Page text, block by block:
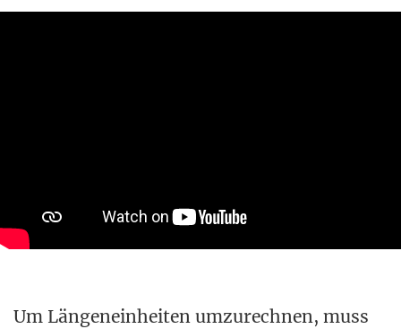
Um Längeneinheiten umzurechnen, muss